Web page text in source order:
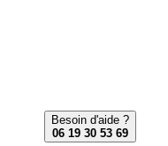
Besoin d'aide ?
06 19 30 53 69